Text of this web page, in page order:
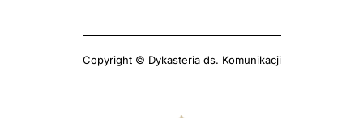
Copyright © Dykasteria ds. Komunikacji